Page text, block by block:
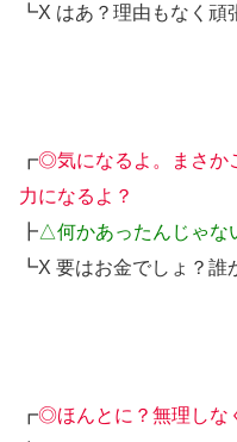
┗X はあ？理由もなく頑
┏◎気になるよ。まさか
力になるよ？
┣△何かあったんじゃな
┗X 要はお金でしょ？誰
┏◎ほんとに？無理しな